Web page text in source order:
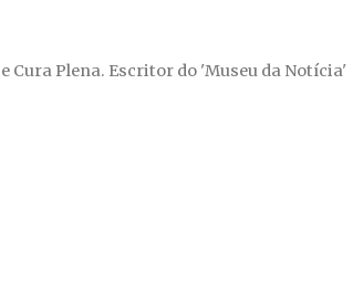
Cura Plena. Escritor do 'Museu da Notícia'